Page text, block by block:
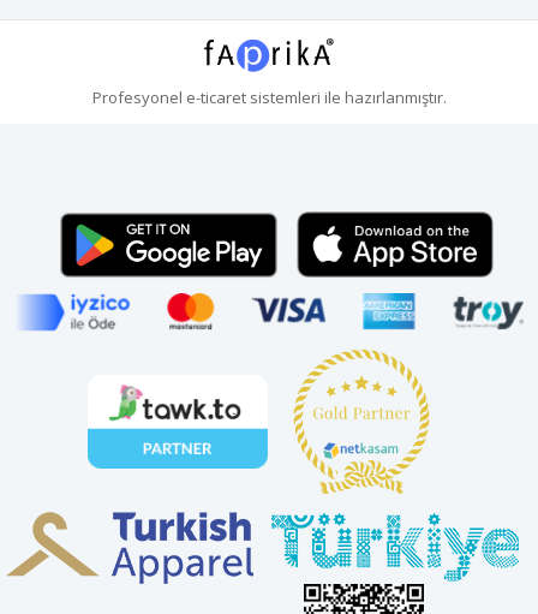
Profesyonel e-ticaretsistemleri ile hazırlanmıştır.